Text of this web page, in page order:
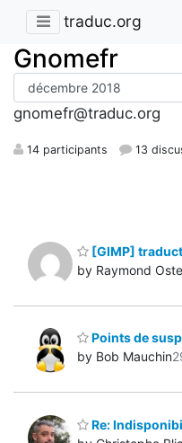
traduc.org
Gnomefr
gnomefr@traduc.org
14 participants 13
[GIMP]
by Raymond
Points de
by Bob Mauchin
Re: